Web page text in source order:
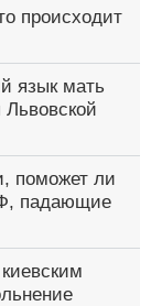
происходит
язык мать
поможет ли
падающие